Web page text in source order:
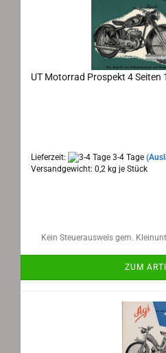
UT Motorrad Prospekt 4 Seiten
Lieferzeit: 3-4 Tage
Versandgewicht: 0,2 kg je Stück
Kein Steuerausweis gem.
ZUM